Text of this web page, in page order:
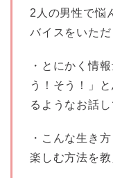
2人の男性で悩
バイスをいただ
・とにかく情
う！そう！」
るようなお話
・こんな生き
楽しむ方法を教